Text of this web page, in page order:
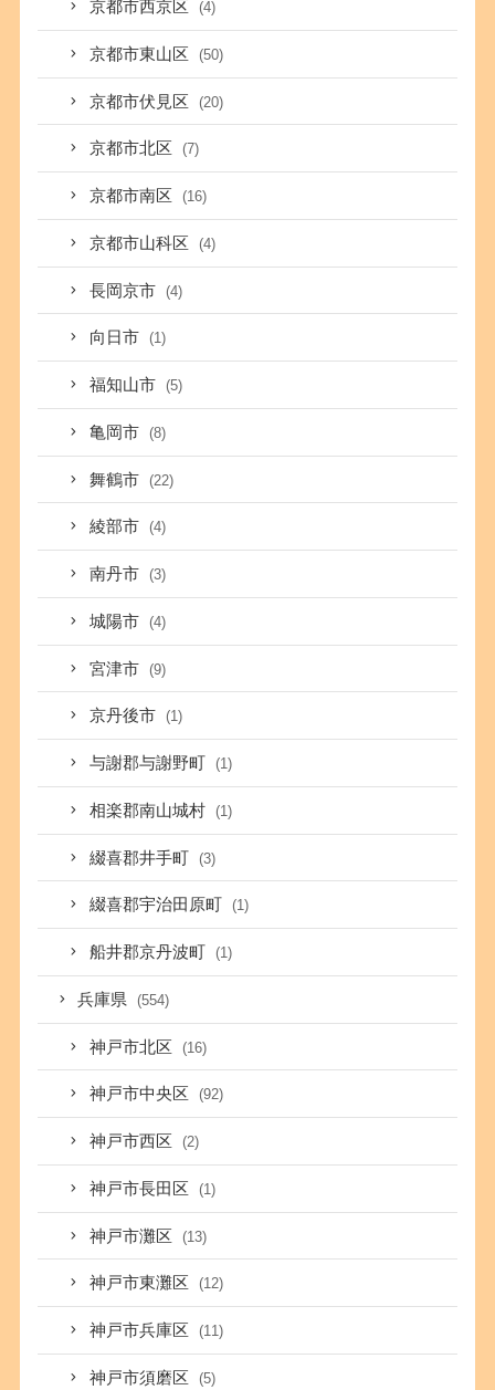
京都市西京区 (4)
京都市東山区 (50)
京都市伏見区 (20)
京都市北区 (7)
京都市南区 (16)
京都市山科区 (4)
長岡京市 (4)
向日市 (1)
福知山市 (5)
亀岡市 (8)
舞鶴市 (22)
綾部市 (4)
南丹市 (3)
城陽市 (4)
宮津市 (9)
京丹後市 (1)
与謝郡与謝野町 (1)
相楽郡南山城村 (1)
綴喜郡井手町 (3)
綴喜郡宇治田原町 (1)
船井郡京丹波町 (1)
兵庫県 (554)
神戸市北区 (16)
神戸市中央区 (92)
神戸市西区 (2)
神戸市長田区 (1)
神戸市灘区 (13)
神戸市東灘区 (12)
神戸市兵庫区 (11)
神戸市須磨区 (5)